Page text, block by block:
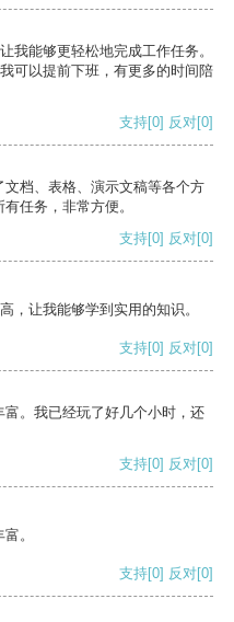
我能够更轻松地完成工作任务。
可以提前下班，有更多的时间陪
支持[0] 反对[0]
档、表格、演示文稿等各个方
任务，非常方便。
支持[0] 反对[0]
，让我能够学到实用的知识。
支持[0] 反对[0]
。我已经玩了好几个小时，还
支持[0] 反对[0]
。
支持[0] 反对[0]